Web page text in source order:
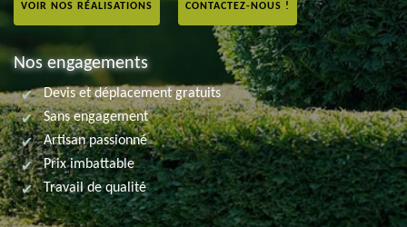
VOIR NOS RÉALISATIONS CONTACTEZ-NOUS !
Nos engagements
Devis et déplacement gratuits
Sans engagement
Artisan passionné
Prix imbattable
Travail de qualité